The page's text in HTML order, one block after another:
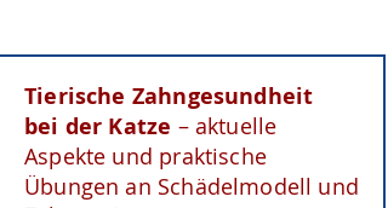
Tierische Zahngesundheit
bei der Katze – aktuelle
Aspekte und praktische
Übungen an Schädelmodell und